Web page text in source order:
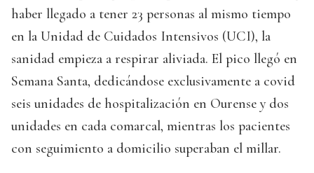
haber llegado a tener 23 personas al mismo tiempo
en la Unidad de Cuidados Intensivos (UCI), la
sanidad empieza a respirar aliviada. El pico llegó en
Semana Santa, dedicándose exclusivamente a covid
seis unidades de hospitalización en Ourense y dos
unidades en cada comarcal, mientras los pacientes
con seguimiento a domicilio superaban el millar.